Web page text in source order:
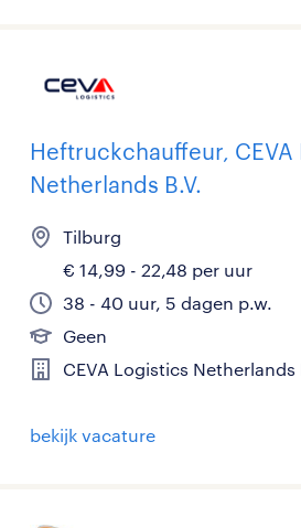
Heftruckchauffeur, CEVA
Netherlands B.V.
Tilburg
€ 14,99 - 22,48 per uur
38 - 40 uur, 5 dagen p.w.
Geen
CEVA Logistics Netherlands
bekijk vacature